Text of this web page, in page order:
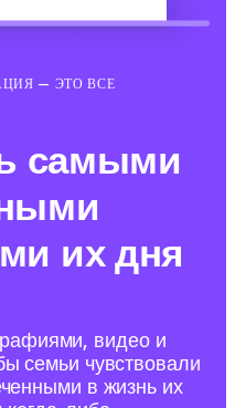
— ЭТО ВСЕ
самыми
их дня
видео и
семьи чувствовали
в жизнь их